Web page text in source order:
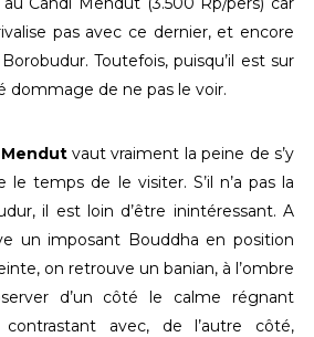
pas avec ce dernier, et encore
Toutefois, puisqu’il est sur
dommage de ne pas le voir.
vaut vraiment la peine de s’y
temps de le visiter. S’il n’a pas la
il est loin d’être inintéressant. A
un imposant Bouddha en position
on retrouve un banian, à l’ombre
d’un côté le calme régnant
avec, de l’autre côté,